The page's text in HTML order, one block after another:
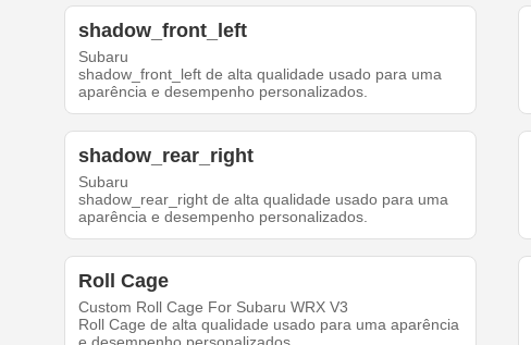
shadow_front_left
Subaru
shadow_front_left de alta qualidade usado para uma
aparência e desempenho personalizados.
shadow_rear_right
Subaru
shadow_rear_right de alta qualidade usado para uma
aparência e desempenho personalizados.
Roll Cage
Custom Roll Cage For Subaru WRX V3
Roll Cage de alta qualidade usado para uma aparência